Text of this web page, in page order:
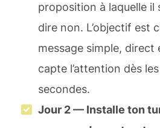
proposition à laquelle il
dire non. L’objectif est
message simple, direct
capte l’attention dès
secondes.
Jour 2 — Installe ton